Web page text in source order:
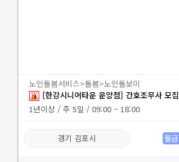
노인돌봄서비스>돌봄>노인돌보미
[한강시니어타운 운양점] 간호조무사 모집
1년이상 / 주 5일 / 09:00 ~ 18:00
경기 김포시 월급